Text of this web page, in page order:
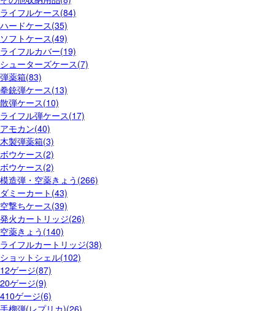
ライフルケース(84)
ハードケース(35)
ソフトケース(49)
ライフルカバー(19)
シューターズケース(7)
弾薬箱(83)
拳銃弾ケース(13)
散弾ケース(10)
ライフル弾ケース(17)
アモカン(40)
木製弾薬箱(3)
ボウケース(2)
ボウケース(2)
模造弾・空薬きょう(266)
ダミーカート(43)
空撃ちケース(39)
発火カートリッジ(26)
空薬きょう(140)
ライフルカートリッジ(38)
ショットシェル(102)
12ゲージ(87)
20ゲージ(9)
410ゲージ(6)
手榴弾(レプリカ)(26)